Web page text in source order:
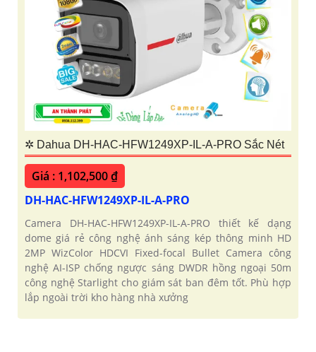
✲ Dahua DH-HAC-HFW1249XP-IL-A-PRO Sắc Nét
Giá : 1,102,500 ₫
DH-HAC-HFW1249XP-IL-A-PRO
Camera DH-HAC-HFW1249XP-IL-A-PRO thiết kế dạng
dome giá rẻ công nghệ ánh sáng kép thông minh HD
2MP WizColor HDCVI Fixed-focal Bullet Camera công
nghệ AI-ISP chống ngược sáng DWDR hồng ngoại 50m
công nghệ Starlight cho giám sát ban đêm tốt. Phù hợp
lắp ngoài trời kho hàng nhà xưởng